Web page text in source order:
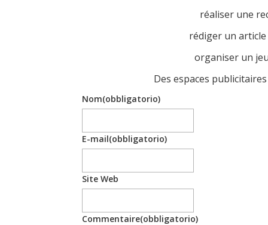
réaliser une
rédiger un
organiser un
Des espaces
Nom(obbligatorio)
E-mail(obbligatorio)
Site Web
Commentaire(obbligatorio)